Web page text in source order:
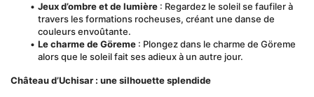
Jeux d’ombre et de lumière : Regardez le soleil se faufiler à
travers les formations rocheuses, créant une danse de
couleurs envoûtante.
Le charme de Göreme : Plongez dans le charme de Göreme
alors que le soleil fait ses adieux à un autre jour.
Château d’Uchisar : une silhouette splendide